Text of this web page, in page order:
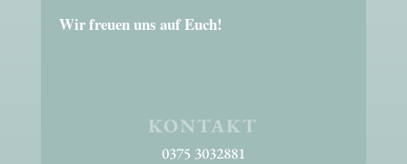
Wir freuen uns auf Euch!
KONTAKT
0375 3032881